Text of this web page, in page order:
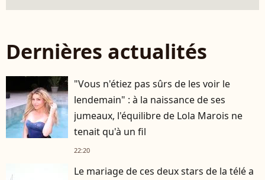
Dernières actualités
"Vous n'étiez pas sûrs de les voir le
lendemain" : à la naissance de ses
jumeaux, l'équilibre de Lola Marois ne
tenait qu'à un fil
22:20
Le mariage de ces deux stars de la télé a